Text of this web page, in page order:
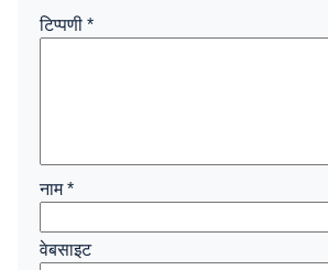
टिप्पणी *
नाम*
वेबसाइट